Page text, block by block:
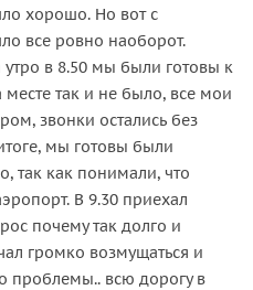
хорошо. Но вот с
все ровно наоборот.
утро в 8.50 мы были готовы к
так и не было, все мои
звонки остались без
мы готовы были
так как понимали, что
В 9.30 приехал
почему так долго и
громко возмущаться и
проблемы.. всю дорогу в